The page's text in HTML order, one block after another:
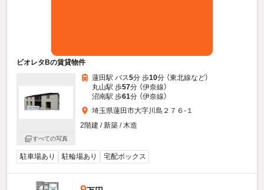
ビオレタBの賃貸物件
すべての写真
蓮田駅 バス5分 歩10分 （東北線など）
丸山駅 歩57分 （伊奈線）
沼南駅 歩61分 （伊奈線）
埼玉県蓮田市大字川島２７６-１
2階建 / 新築 / 木造
駐車場あり 駐輪場あり 宅配ボックス